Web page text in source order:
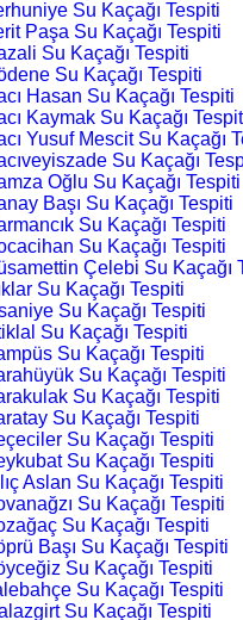
Su Kaçağı Tespiti
Paşa Su Kaçağı Tespiti
Su Kaçağı Tespiti
Su Kaçağı Tespiti
Hasan Su Kaçağı Tespiti
Kaymak Su Kaçağı
Yusuf Mescit Su Kaçağı
Su Kaçağı
Oğlu Su Kaçağı Tespiti
Başı Su Kaçağı Tespiti
Su Kaçağı Tespiti
Su Kaçağı Tespiti
Çelebi Su Kaçağı
Su Kaçağı Tespiti
Su Kaçağı Tespiti
Su Kaçağı Tespiti
Su Kaçağı Tespiti
Su Kaçağı Tespiti
Su Kaçağı Tespiti
Su Kaçağı Tespiti
Su Kaçağı Tespiti
Su Kaçağı Tespiti
Aslan Su Kaçağı Tespiti
Su Kaçağı Tespiti
Su Kaçağı Tespiti
Başı Su Kaçağı Tespiti
Su Kaçağı Tespiti
Su Kaçağı Tespiti
Su Kaçağı Tespiti